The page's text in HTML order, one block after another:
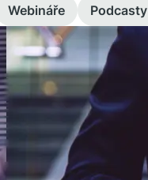
Webináře Podcasty